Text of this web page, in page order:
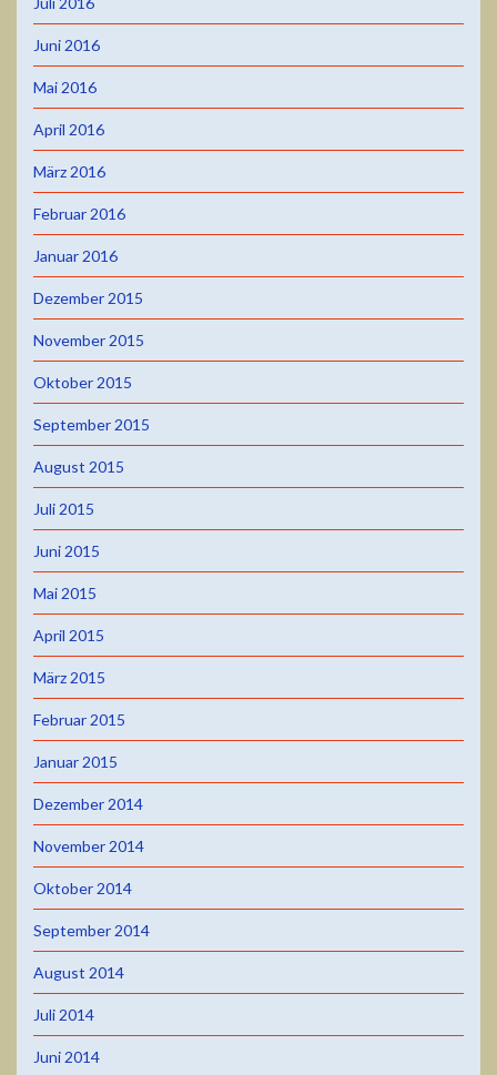
Juni 2016
Mai 2016
April 2016
März 2016
Februar 2016
Januar 2016
Dezember 2015
November 2015
Oktober 2015
September 2015
August 2015
Juli 2015
Juni 2015
Mai 2015
April 2015
März 2015
Februar 2015
Januar 2015
Dezember 2014
November 2014
Oktober 2014
September 2014
August 2014
Juli 2014
Juni 2014